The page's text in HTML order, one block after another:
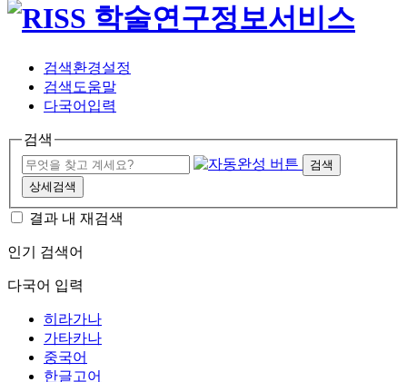
검색환경설정
검색도움말
다국어입력
검색
검색
상세검색
결과 내 재검색
인기 검색어
다국어 입력
히라가나
가타카나
중국어
한글고어